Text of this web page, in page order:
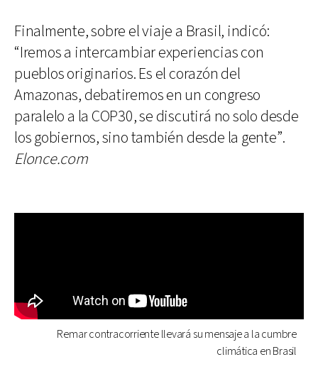
Finalmente, sobre el viaje a Brasil, indicó:
“Iremos a intercambiar experiencias con
pueblos originarios. Es el corazón del
Amazonas, debatiremos en un congreso
paralelo a la COP30, se discutirá no solo desde
los gobiernos, sino también desde la gente”.
Elonce.com
Remar contracorriente llevará su mensaje a la cumbre
climática en Brasil